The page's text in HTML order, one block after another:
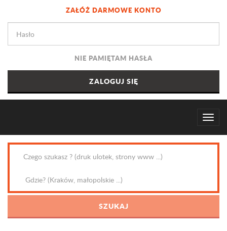
ZAŁÓŻ DARMOWE KONTO
NIE PAMIĘTAM HASŁA